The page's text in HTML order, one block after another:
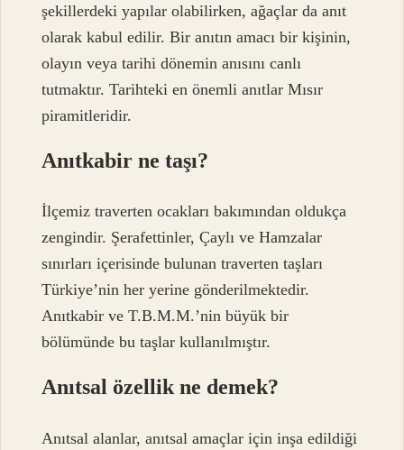
şekillerdeki yapılar olabilirken, ağaçlar da anıt
olarak kabul edilir. Bir anıtın amacı bir kişinin,
olayın veya tarihi dönemin anısını canlı
tutmaktır. Tarihteki en önemli anıtlar Mısır
piramitleridir.
Anıtkabir ne taşı?
İlçemiz traverten ocakları bakımından oldukça
zengindir. Şerafettinler, Çaylı ve Hamzalar
sınırları içerisinde bulunan traverten taşları
Türkiye’nin her yerine gönderilmektedir.
Anıtkabir ve T.B.M.M.’nin büyük bir
bölümünde bu taşlar kullanılmıştır.
Anıtsal özellik ne demek?
Anıtsal alanlar, anıtsal amaçlar için inşa edildiği